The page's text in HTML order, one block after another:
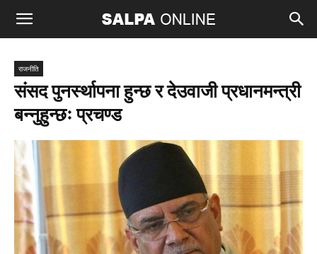
राजनीति
संसद पुनर्स्थापना हुन्छ र देउवाजी प्रधानमन्त्री
बन्नुहुन्छः प्रचण्ड